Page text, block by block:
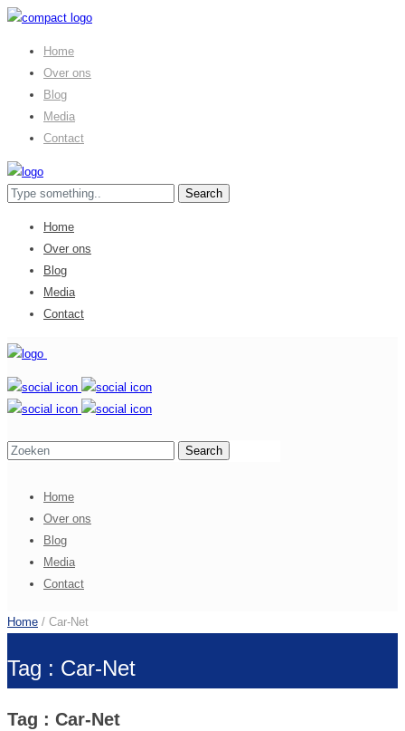
Home
Over ons
Blog
Media
Contact
Home
Over ons
Blog
Media
Contact
Home
Over ons
Blog
Media
Contact
Home / Car-Net
Tag : Car-Net
Tag : Car-Net